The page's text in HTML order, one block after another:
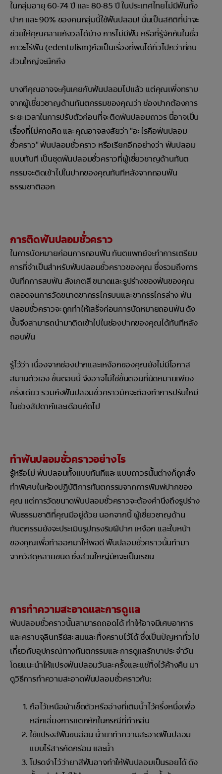
ในกลุ่มอายุ 60-74 ปี และ 80-85 ปี ในประเทศไทยไม่มีฟันทั้ง
ปาก และ 90% ของคนกลุ่มนี้ใช้ฟันปลอม! นั่นเป็นสถิติที่น่าจะ
ช่วยให้คุณคลายกังวลได้บ้าง การไม่มีฟัน หรือที่รู้จักกันในชื่อ
ภาวะไร้ฟัน (edentulism)ถือเป็นเรื่องที่พบได้ทั่วไปกว่าที่คน
ส่วนใหญ่จะนึกถึง
บางทีคุณอาจจะคุ้นเคยกับฟันปลอมไปแล้ว แต่คุณเพิ่งทราบ
จากผู้เชี่ยวชาญด้านทันตกรรมของคุณว่า ช่องปากต้องการ
ระยะเวลาในการปรับตัวก่อนที่จะติดฟันปลอมถาวร นี่อาจเป็น
เรื่องที่ไม่คาดคิด และคุณอาจสงสัยว่า "อะไรคือฟันปลอม
ชั่วคราว" ฟันปลอมชั่วคราว หรือเรียกอีกอย่างว่า ฟันปลอม
แบบทันที เป็นชุดฟันปลอมชั่วคราวที่ผู้เชี่ยวชาญด้านทันต
กรรมจะติดเข้าไปในปากของคุณทันทีหลังจากถอนฟัน
ธรรมชาติออก
การติดฟันปลอมชั่วคราว
ในการนัดหมายก่อนการถอนฟัน ทันตแพทย์จะทำการเตรียม
การที่จำเป็นสำหรับฟันปลอมชั่วคราวของคุณ ซึ่งรวมถึงการ
บันทึกการสบฟัน สังเกตสี ขนาดและรูปร่างของฟันของคุณ
ตลอดจนการวัดขนาดขากรรไกรบนและขากรรไกรล่าง ฟัน
ปลอมชั่วคราวจะถูกทำให้เสร็จก่อนการนัดหมายถอนฟัน ดัง
นั้นจึงสามารถนำมาติดเข้าไปในช่องปากของคุณได้ทันทีหลัง
ถอนฟัน
รู้ไว้ว่า เนื่องจากช่องปากและเหงือกของคุณยังไม่มีโอกาส
สมานตัวเอง ขั้นตอนนี้ จึงอาจไม่ใช่ขั้นตอนที่นัดหมายเพียง
ครั้งเดียว รวมถึงฟันปลอมชั่วคราวมักจะต้องทำการปรับใหม่
ในช่วงสัปดาห์และเดือนถัดไป
ทำฟันปลอมชั่วคราวอย่างไร
รู้หรือไม่ ฟันปลอมทั้งแบบทันทีและแบบถาวรนั้นต่างก็ถูกสั่ง
ทำพิเศษในห้องปฏิบัติการทันตกรรมจากการพิมพ์ปากของ
คุณ แต่การวัดขนาดฟันปลอมชั่วคราวจะต้องคำนึงถึงรูปร่าง
ฟันธรรมชาติที่คุณมีอยู่ด้วย นอกจากนี้ ผู้เชี่ยวชาญด้าน
ทันตกรรมยังจะประเมินรูปทรงริมฝีปาก เหงือก และใบหน้า
ของคุณเพื่อทำออกมาให้พอดี ฟันปลอมชั่วคราวนั้นทำมา
จากวัสดุหลายชนิด ซึ่งส่วนใหญ่มักจะเป็นเรซิน
การทำความสะอาดและการดูแล
ฟันปลอมชั่วคราวนั้นสามารถถอดได้ ทำให้อาจมีเศษอาหาร
และคราบจุลินทรีย์สะสมและทิ้งคราบไว้ได้ ซึ่งเป็นปัญหาทั่วไป
เกี่ยวกับอุปกรณ์ทางทันตกรรมและการดูแลรักษาประจำวัน
โดยแนะนำให้แปรงฟันปลอมวันละครั้งและแช่ทิ้งไว้ค้างคืน มา
ดูวิธีการทำความสะอาดฟันปลอมชั่วคราวกัน:
ถือไว้เหนือผ้าเช็ดตัวหรืออ่างที่เติมน้ำไว้ครึ่งหนึ่งเพื่อ
หลีกเลี่ยงการแตกหักในกรณีที่ทำหล่น
ใช้แปรงสีฟันขนอ่อน น้ำยาทำความสะอาดฟันปลอม
แบบไร้สารกัดกร่อน และน้ำ
โปรดจำไว้ว่ายาสีฟันอาจทำให้ฟันปลอมเป็นรอยได้ ดัง